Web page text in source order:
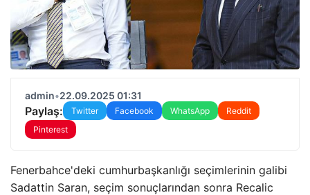
admin•22.09.2025 01:31
Paylaş: Twitter Facebook WhatsApp
Reddit
Pinterest
Fenerbahce'deki cumhurbaşkanlığı seçimlerinin galibi
Sadattin Saran, seçim sonuçlarından sonra Recalic